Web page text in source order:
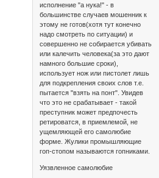
исполнение "а нука!" - в
большинстве случаев мошенник к
этому не готов(хотя тут конечно
надо смотреть по ситуации) и
совершенно не собирается убивать
или калечить человека(за это дают
намного большие сроки),
использует нож или пистолет лишь
для подкрепления своих слов т.е.
пытается "взять на понт". Увидев
что это не срабатывает - такой
преступник может предпочесть
ретироватся, в приемлемой, не
ущемляющей его самолюбие
форме. Жулики промышляющие
гоп-стопом называются гопниками.
Уязвленное самолюбие